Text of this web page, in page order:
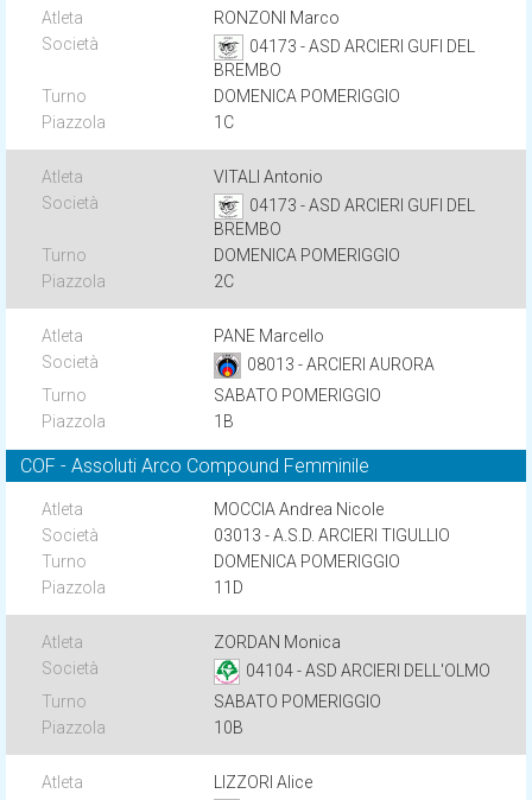
RONZONI Marco
04173 - ASD ARCIERI GUFI DEL
BREMBO
DOMENICA POMERIGGIO
1C
VITALI Antonio
04173 - ASD ARCIERI GUFI DEL
BREMBO
DOMENICA POMERIGGIO
2C
PANE Marcello
08013 - ARCIERI AURORA
SABATO POMERIGGIO
1B
COF - Assoluti Arco Compound Femminile
MOCCIA Andrea Nicole
03013 - A.S.D. ARCIERI TIGULLIO
DOMENICA POMERIGGIO
11D
ZORDAN Monica
04104 - ASD ARCIERI DELL'OLMO
SABATO POMERIGGIO
10B
LIZZORI Alice